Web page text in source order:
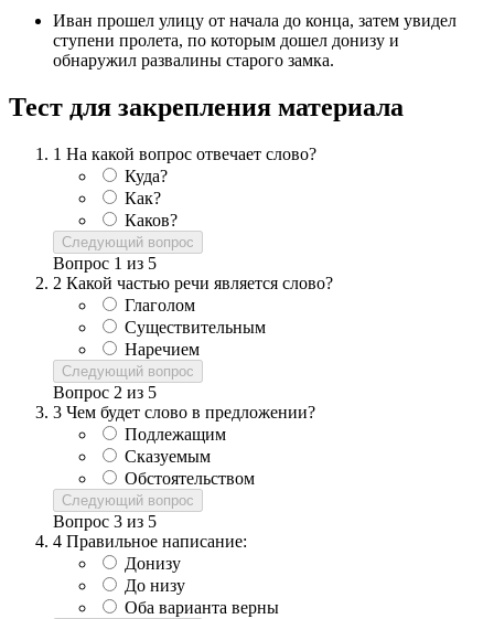
Иван прошел улицу от начала до конца, затем увидел
ступени пролета, по которым дошел донизу и
обнаружил развалины старого замка.
Тест для закрепления материала
1 На какой вопрос отвечает слово?
Куда?
Как?
Каков?
Следующий вопрос
Вопрос 1 из 5
2 Какой частью речи является слово?
Глаголом
Существительным
Наречием
Следующий вопрос
Вопрос 2 из 5
3 Чем будет слово в предложении?
Подлежащим
Сказуемым
Обстоятельством
Следующий вопрос
Вопрос 3 из 5
4 Правильное написание:
Донизу
До низу
Оба варианта верны